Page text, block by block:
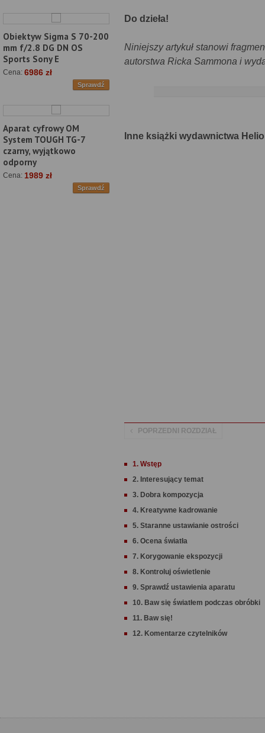
Obiektyw Sigma S 70-200
mm f/2.8 DG DN OS
Sports Sony E
Cena: 6986 zł
Sprawdź
Aparat cyfrowy OM
System TOUGH TG-7
czarny, wyjątkowo
odporny
Cena: 1989 zł
Sprawdź
Do dzieła!
Niniejszy artykuł stanowi
autorstwa Ricka Sammona i
Inne książki wydawnictwa
POPRZEDNI ROZDZIAŁ
1. Wstęp
2. Interesujący temat
3. Dobra kompozycja
4. Kreatywne kadrowanie
5. Staranne ustawianie ostrości
6. Ocena światła
7. Korygowanie ekspozycji
8. Kontroluj oświetlenie
9. Sprawdź ustawienia aparatu
10. Baw się światłem podczas obróbki
11. Baw się!
12. Komentarze czytelników